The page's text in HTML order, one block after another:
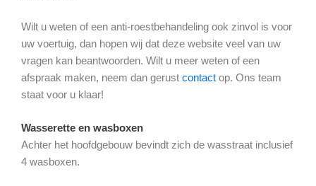
Wilt u weten of een anti-roestbehandeling ook zinvol is voor
uw voertuig, dan hopen wij dat deze website veel van uw
vragen kan beantwoorden. Wilt u meer weten of een
afspraak maken, neem dan gerust contact op. Ons team
staat voor u klaar!
Wasserette en wasboxen
Achter het hoofdgebouw bevindt zich de wasstraat inclusief
4 wasboxen.